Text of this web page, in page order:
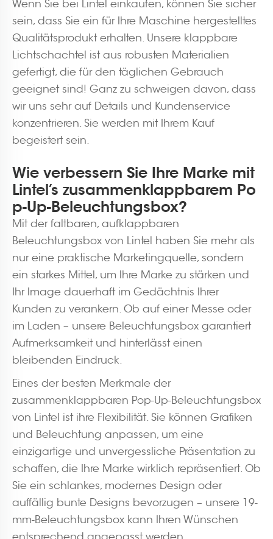
Wenn Sie bei Lintel einkaufen, können Sie sicher
sein, dass Sie ein für Ihre Maschine hergestelltes
Qualitätsprodukt erhalten. Unsere klappbare
Lichtschachtel ist aus robusten Materialien
gefertigt, die für den täglichen Gebrauch
geeignet sind! Ganz zu schweigen davon, dass
wir uns sehr auf Details und Kundenservice
konzentrieren. Sie werden mit Ihrem Kauf
begeistert sein.
Wie verbessern Sie Ihre Marke mit
Lintel’s zusammenklappbarem Po
p-Up-Beleuchtungsbox?
Mit der faltbaren, aufklappbaren
Beleuchtungsbox von Lintel haben Sie mehr als
nur eine praktische Marketingquelle, sondern
ein starkes Mittel, um Ihre Marke zu stärken und
Ihr Image dauerhaft im Gedächtnis Ihrer
Kunden zu verankern. Ob auf einer Messe oder
im Laden – unsere Beleuchtungsbox garantiert
Aufmerksamkeit und hinterlässt einen
bleibenden Eindruck.
Eines der besten Merkmale der
zusammenklappbaren Pop-Up-Beleuchtungsbox
von Lintel ist ihre Flexibilität. Sie können Grafiken
und Beleuchtung anpassen, um eine
einzigartige und unvergessliche Präsentation zu
schaffen, die Ihre Marke wirklich repräsentiert. Ob
Sie ein schlankes, modernes Design oder
auffällig bunte Designs bevorzugen – unsere 19-
mm-Beleuchtungsbox kann Ihren Wünschen